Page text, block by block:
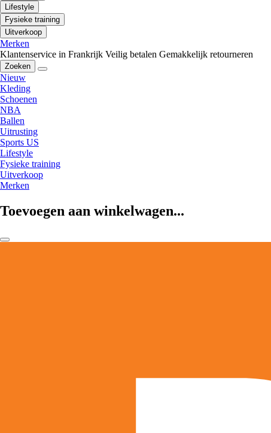
Lifestyle
Fysieke training
Uitverkoop
Merken
Klantenservice in Frankrijk Veilig betalen Gemakkelijk retourneren
Zoeken
Nieuw
Kleding
Schoenen
NBA
Ballen
Uitrusting
Sports US
Lifestyle
Fysieke training
Uitverkoop
Merken
Toevoegen aan winkelwagen...